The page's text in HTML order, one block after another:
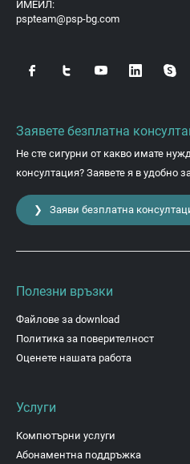
ИМЕЙЛ:
pspteam@psp-bg.com
Заявете безплатна
Не сте сигурни от какво имате
консултация? Заявете я в удобно
❯ Заяви безплатна
Полезни връзки
Файлове за download
Политика за поверителност
Оценете нашата работа
Услуги
Компютърни услуги
Абонаментна поддръжка